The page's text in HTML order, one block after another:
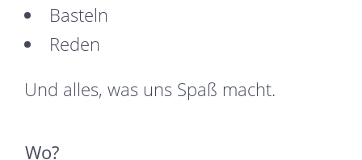
Basteln
Reden
Und alles, was uns Spaß macht.
Wo?